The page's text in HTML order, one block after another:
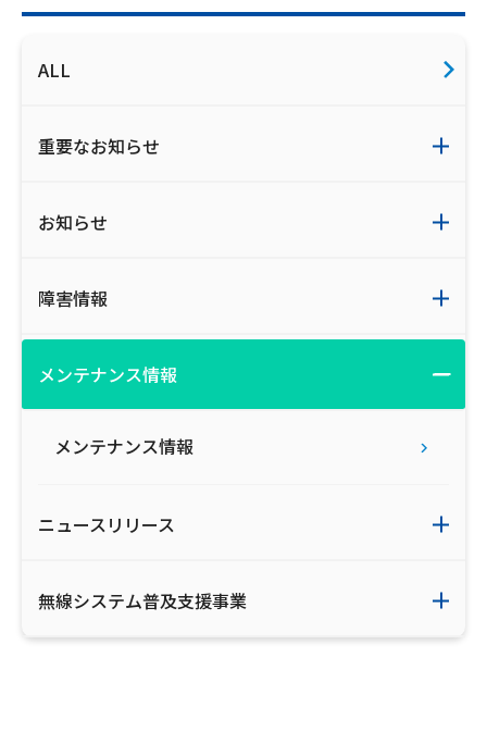
安全・安心マーク
安全・安心ガイド
情報セキュリティ基本方針
ご利用約款・重要事項説明書
プライバシーポリシー
広告掲載のご案内
ALL
重要なお知らせ
お知らせ
障害情報
メンテナンス情報
メンテナンス情報
ニュースリリース
無線システム普及支援事業